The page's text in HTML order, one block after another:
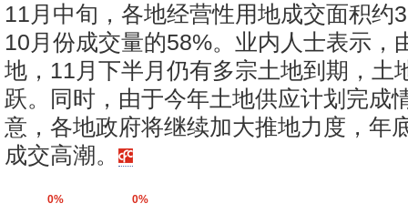
11月中旬，各地经营性用地成交面积约
10月份成交量的58%。业内人士表示，
地，11月下半月仍有多宗土地到期，土
跃。同时，由于今年土地供应计划完成
意，各地政府将继续加大推地力度，年
成交高潮。
0% 0%